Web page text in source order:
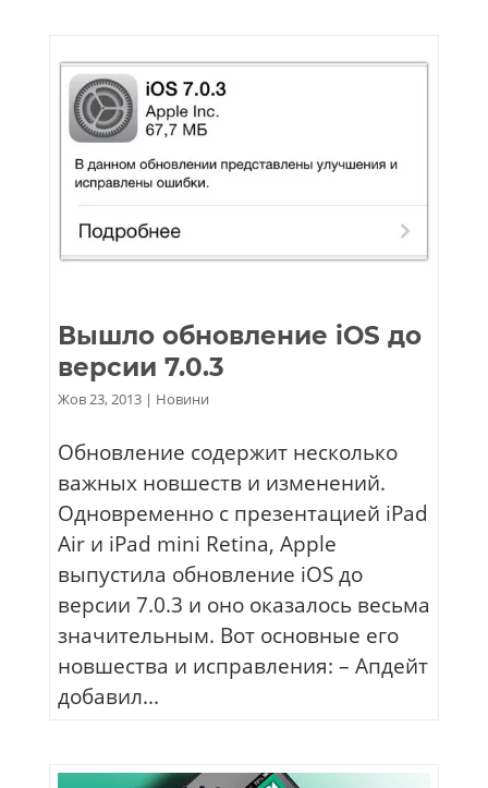
Вышло обновление iOS до
версии 7.0.3
Жов 23, 2013| Новини
Обновление содержит несколько
важных новшеств и изменений.
Одновременно с презентацией iPad
Air и iPad mini Retina, Apple
выпустила обновление iOS до
версии 7.0.3 и оно оказалось весьма
значительным. Вот основные его
новшества и исправления: – Апдейт
добавил...